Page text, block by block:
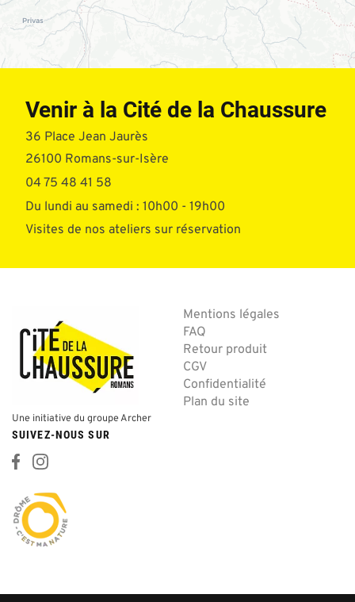
Venir à la Cité de la Chaussure
36 Place Jean Jaurès
26100 Romans-sur-Isère
04 75 48 41 58
Du lundi au samedi : 10h00 - 19h00
Visites de nos ateliers sur réservation
Une initiative du groupe Archer
Mentions légales
FAQ
Retour produit
CGV
Confidentialité
Plan du site
SUIVEZ-NOUS SUR